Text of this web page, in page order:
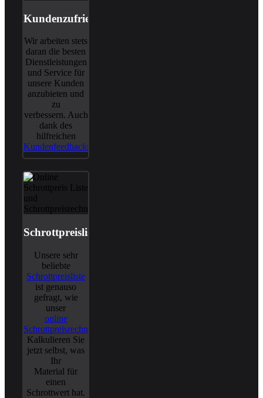
Kundenzufriedenheit
Wir arbeiten stets
daran die besten
Dienstleistungen
und Service für
unsere Kunden
anzubieten und
zu
verbessern. Auch
dank des
hilfreichen
Kundenfeedbacks
Schrottpreisliste
Unsere sehr
beliebte
Schrottpreisliste
ist genauso
gefragt, wie
unser
online
Schrottpreisrechner
Kalkulieren Sie
jetzt selbst, was
Ihr
Material für
einen
Schrottwert hat.